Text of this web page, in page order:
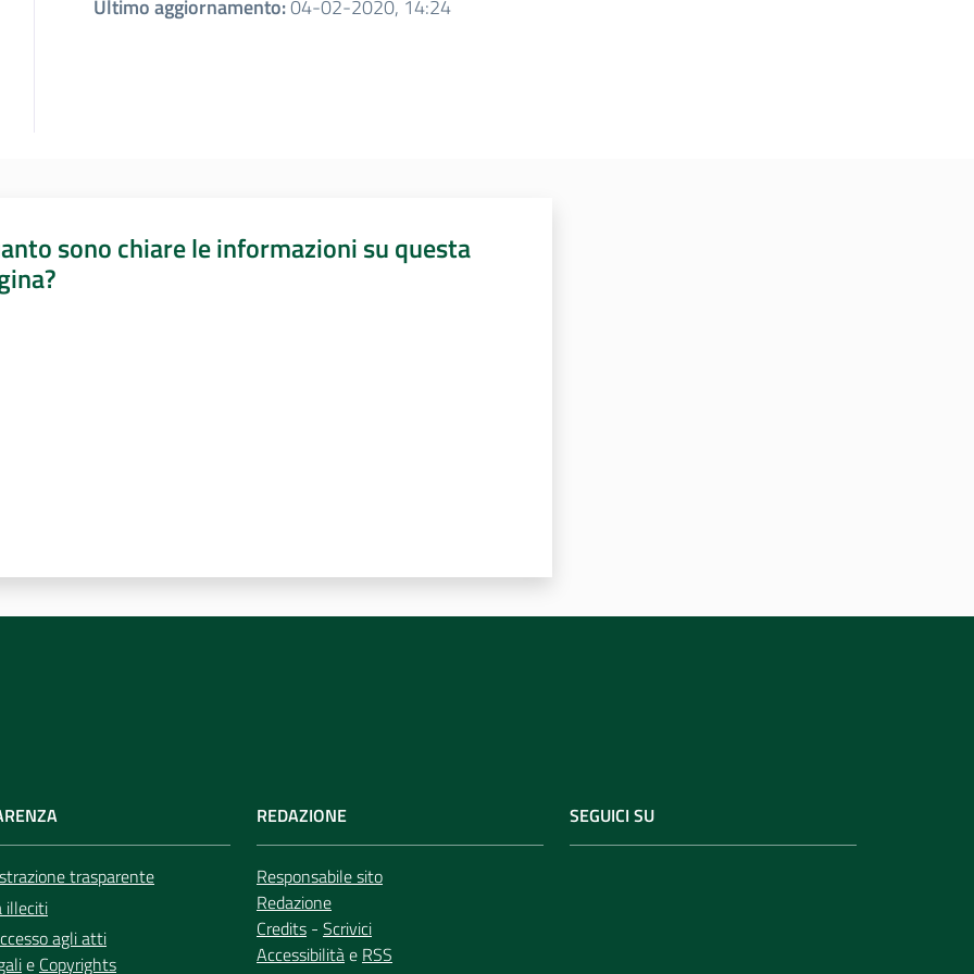
Ultimo aggiornamento:04-02-2020, 14:24
sono chiare le informazioni su questa
trasparente
illeciti
agli atti
e Copyrights
REDAZIONE
Responsabile sito
Redazione
Credits - Scrivici
Accessibilitàe RSS
SEGUICI SU